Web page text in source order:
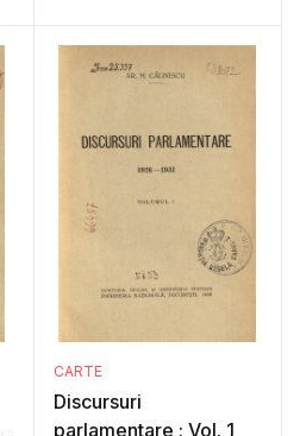
CARTE
Discursuri
parlamentare : Vol. 1